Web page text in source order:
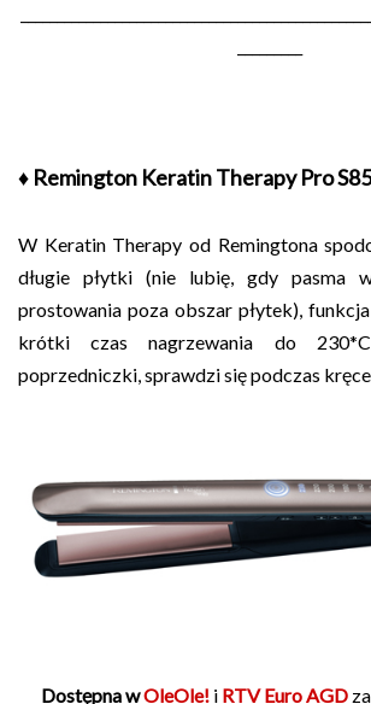
♦ Remington Keratin Therapy Pro
W Keratin Therapy od Remingtona
długie płytki (nie lubię, gdy pasma
prostowania poza obszar płytek),
krótki czas nagrzewania do
poprzedniczki, sprawdzi się podczas
Dostępna wOleOle! i RTV Euro AGDza